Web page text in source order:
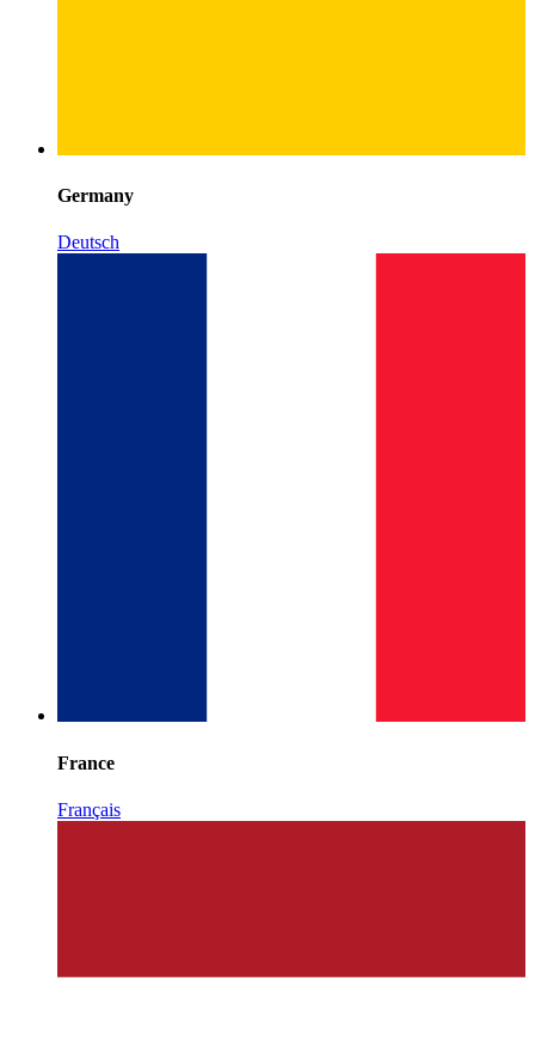
Germany
Deutsch
France
Français